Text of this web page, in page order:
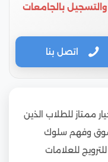
بالجامعات
اتصل بنا
ممتاز للطلاب الذين
وفهم سلوك
للعلامات